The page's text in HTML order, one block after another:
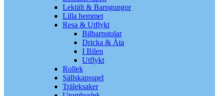
Lektält & Barngungor
Lilla hemmet
Resa & Utflykt
Bilbarnstolar
Dricka & Äta
I Bilen
Utflykt
Rollek
Sällskapsspel
Träleksaker